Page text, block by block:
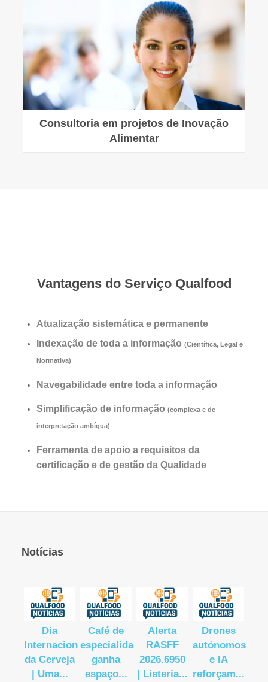
Consultoria em projetos de Inovação
Alimentar
Vantagens do Serviço Qualfood
Atualização sistemática e permanente
Indexação de toda a informação(Científica, Legal e
Normativa)
Navegabilidade entre toda a informação
Simplificação de informação(complexa e de
interpretação ambígua)
Ferramenta de apoio a requisitos da
certificação e de gestão da Qualidade
Notícias
Dia
Internacional
da Cerveja
| Uma...
Café de
especialidade
ganha
espaço...
Alerta
RASFF
2026.6950
| Listeria...
Drones
autónomos
e IA
reforçam...